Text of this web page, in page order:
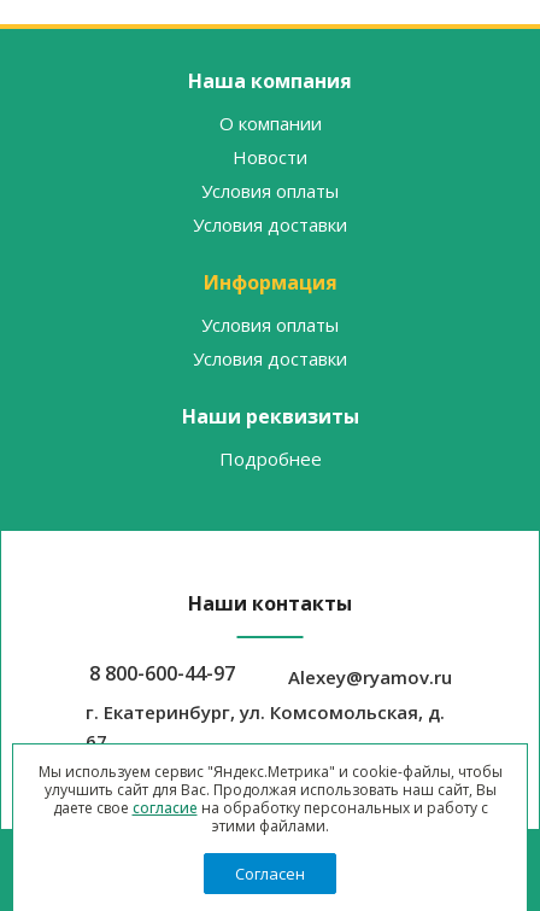
Наша компания
О компании
Новости
Условия оплаты
Условия доставки
Информация
Условия оплаты
Условия доставки
Наши реквизиты
Подробнее
Наши контакты
8 800-600-44-97
Alexey@ryamov.ru
г. Екатеринбург, ул. Комсомольская, д.
67
Мы используем сервис "Яндекс.Метрика" и cookie-файлы, чтобы
улучшить сайт для Вас. Продолжая использовать наш сайт, Вы
даете свое согласие на обработку персональных и работу с
этими файлами.
Согласен